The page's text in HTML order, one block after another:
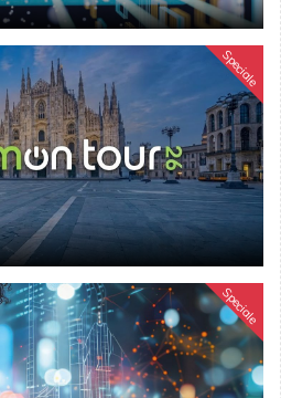
Speciale
Speciale